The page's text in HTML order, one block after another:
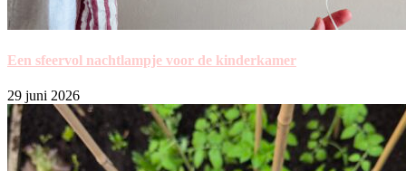
Een sfeervol nachtlampje voor de kinderkamer
29 juni 2026